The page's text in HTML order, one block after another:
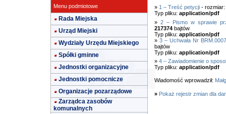
Menu podmiotowe
Rada Miejska
Urząd Miejski
Wydziały Urzędu Miejskiego
Spółki gminne
Jednostki organizacyjne
Jednostki pomocnicze
Organizacje pozarządowe
Zarządca zasobów
komunalnych
» 1 – Treść petycji - rozmiar:
Typ pliku: application/pdf
» 2 – Pismo w sprawie
217374bajtów
Typ pliku: application/pdf
» 3 – Uchwała Nr
bajtów
Typ pliku: application/pdf
» 4 – Zawiadomienie o
Typ pliku: application/pdf
Wiadomość wprowadził:
» Pokaż rejestr zmian dla